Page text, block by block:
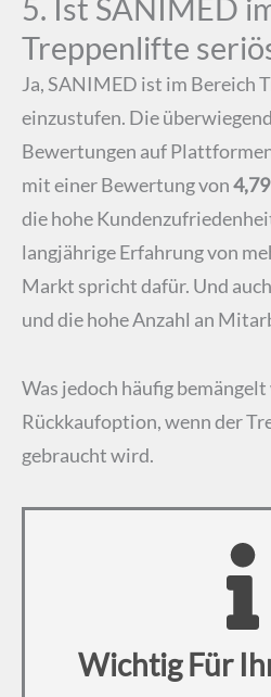
5. Ist SANIMED
Treppenlifte
Ja, SANIMED ist im Bereich
einzustufen. Die
Bewertungen auf
mit einer Bewertung von
die hohe
langjährige Erfahrung von
Markt spricht dafür. Und
und die hohe Anzahl an
Was jedoch häufig
Rückkaufoption, wenn der
gebraucht wird.
Wichtig Für